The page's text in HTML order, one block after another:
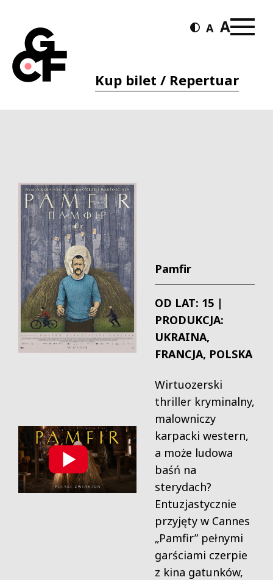
Kup bilet / Repertuar
Pamfir
OD LAT: 15 |
PRODUKCJA:
UKRAINA,
FRANCJA, POLSKA
Wirtuozerski
thriller kryminalny,
malowniczy
karpacki western,
a może ludowa
baśń na
sterydach?
Entuzjastycznie
przyjęty w Cannes
„Pamfir” pełnymi
garściami czerpie
z kina gatunków,